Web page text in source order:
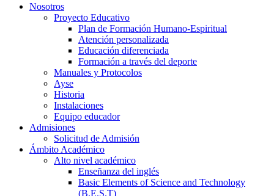
Nosotros
Proyecto Educativo
Plan de Formación Humano-Espiritual
Atención personalizada
Educación diferenciada
Formación a través del deporte
Manuales y Protocolos
Ayse
Historia
Instalaciones
Equipo educador
Admisiones
Solicitud de Admisión
Ámbito Académico
Alto nivel académico
Enseñanza del inglés
Basic Elements of Science and Technology
(B.E.S.T)